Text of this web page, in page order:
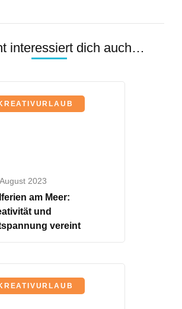
interessiert dich auch…
2023
am Meer:
und
vereint